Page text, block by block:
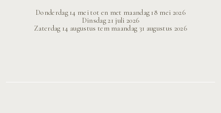
Donderdag 14 mei tot en met maandag 18 mei 2026
Dinsdag 21 juli 2026
Zaterdag 14 augustus tem maandag 31 augustus 2026